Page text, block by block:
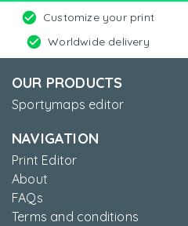
Customize your print
Worldwide delivery
OUR PRODUCTS
Sportymaps editor
NAVIGATION
Print Editor
About
FAQs
Terms and conditions